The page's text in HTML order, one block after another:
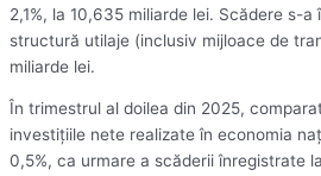
2,1%, la 10,635 miliarde lei. Scădere s-
structură utilaje (inclusiv mijloace de
miliarde lei.
În trimestrul al doilea din 2025,
investiţiile nete realizate în economia
0,5%, ca urmare a scăderii înregistrate